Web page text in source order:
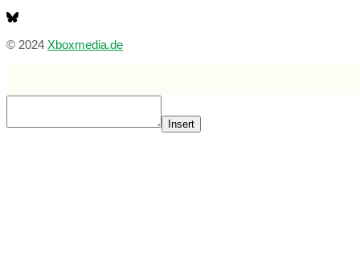
© 2024 Xboxmedia.de
Insert